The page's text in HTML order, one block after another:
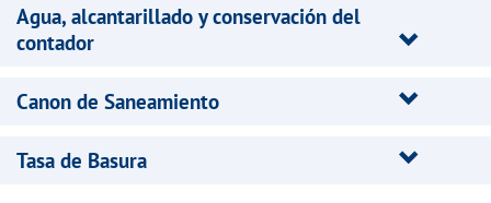
Agua, alcantarillado y conservación del
contador
Canon de Saneamiento
Tasa de Basura